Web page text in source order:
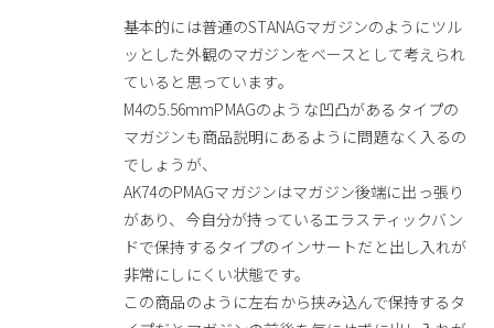
基本的には普通のSTANAGマガジンのようにツル
ッとした外観のマガジンをベースとして考えられ
ていると思っています。
M4の5.56mmPMAGのような凹凸があるタイプの
マガジンも商品説明にあるように問題なく入るの
でしょうが、
AK74のPMAGマガジンはマガジン後端に出っ張り
があり、今自分が持っているエラスティックバン
ドで保持するタイプのインサートだと出し入れが
非常にしにくい状態です。
この商品のように左右から挟み込んで保持するタ